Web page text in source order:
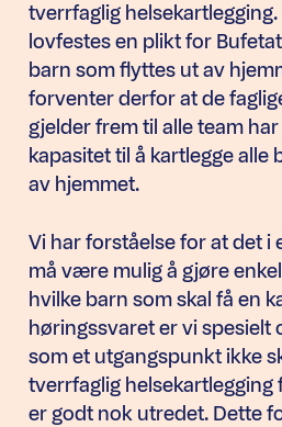
tverrfaglig
lovfestes en plikt for
barn som flyttes ut av
forventer derfor at de
gjelder frem til alle team
kapasitet til å kartlegge alle
av hjemmet.
Vi har forståelse for at det i
må være mulig å gjøre
hvilke barn som skal få en
høringssvaret er vi spesielt
som et utgangspunkt ikke
tverrfaglig
er godt nok utredet. Dette